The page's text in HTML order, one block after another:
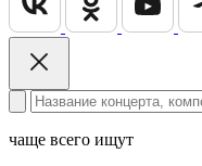
чаще всего ищут